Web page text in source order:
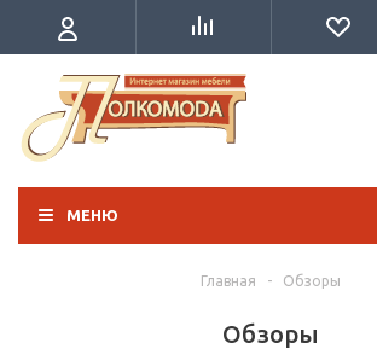
МЕНЮ
Главная - Обзоры
Обзоры